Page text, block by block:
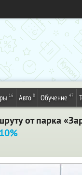
16 Авто 8 Обучение 47
от парка